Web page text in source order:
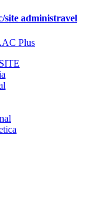
site administravel
Plus